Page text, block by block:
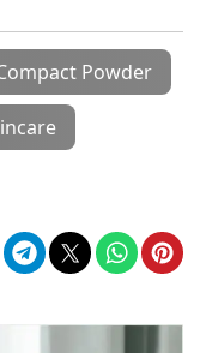
Powder